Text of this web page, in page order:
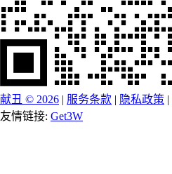
献丑 © 2026 | 服务条款 | 隐私政策 |
友情链接: Get3W